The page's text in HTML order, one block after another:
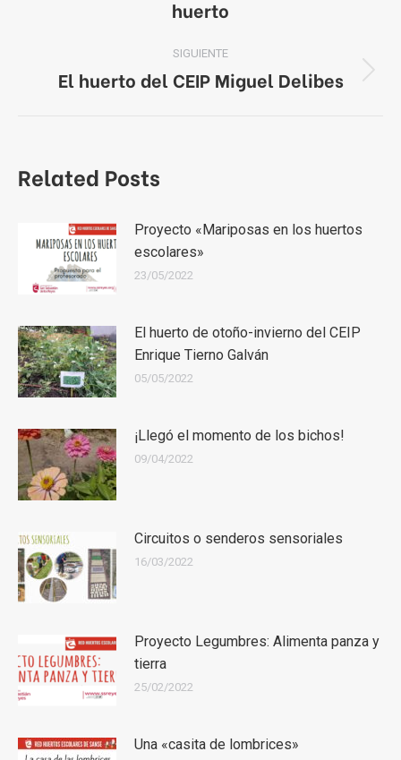
publicaciones
anterior:
huerto
SIGUIENTE
Publicación
El huerto del CEIP Miguel Delibes
Related Posts
Proyecto «Mariposas en los huertos
escolares»
23/05/2022
El huerto de otoño-invierno del CEIP
Enrique Tierno Galván
05/05/2022
¡Llegó el momento de los bichos!
09/04/2022
Circuitos o senderos sensoriales
16/03/2022
Proyecto Legumbres: Alimenta panza y
tierra
25/02/2022
Una «casita de lombrices»